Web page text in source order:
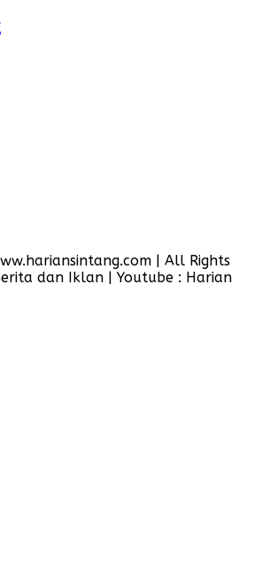
| All Rights
dan Iklan | Youtube : Harian